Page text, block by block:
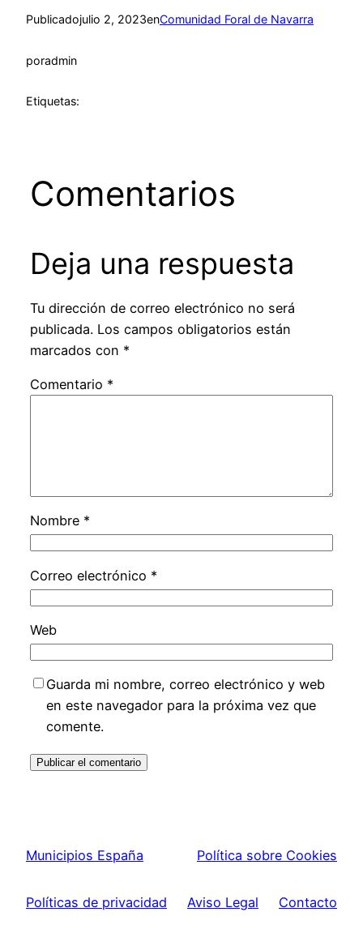
Publicadojulio 2, 2023enComunidad Foral de Navarra
poradmin
Etiquetas:
Comentarios
Deja una respuesta
Tu dirección de correo electrónico no será
publicada. Los campos obligatorios están
marcados con *
Comentario *
Nombre *
Correo electrónico *
Web
Guarda mi nombre, correo electrónico y web
en este navegador para la próxima vez que
comente.
Municipios España Política sobre Cookies
Políticas de privacidad Aviso Legal Contacto